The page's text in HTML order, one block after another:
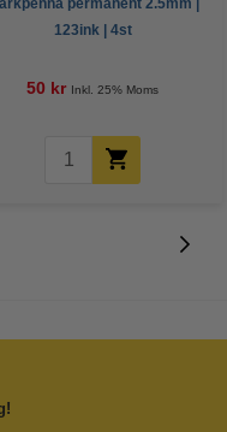
permanent 2.5mm |
123ink | 4st
50 kr Inkl. 25% Moms